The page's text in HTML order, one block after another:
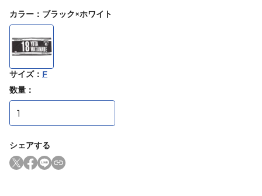
カラー ： ブラック×ホワイト
サイズ： F
数量：
シェアする